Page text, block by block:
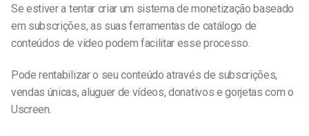
Se estiver a tentar criar um sistema de monetização baseado
em subscrições, as suas ferramentas de catálogo de
conteúdos de vídeo podem facilitar esse processo.
Pode rentabilizar o seu conteúdo através de subscrições,
vendas únicas, aluguer de vídeos, donativos e gorjetas com o
Uscreen.